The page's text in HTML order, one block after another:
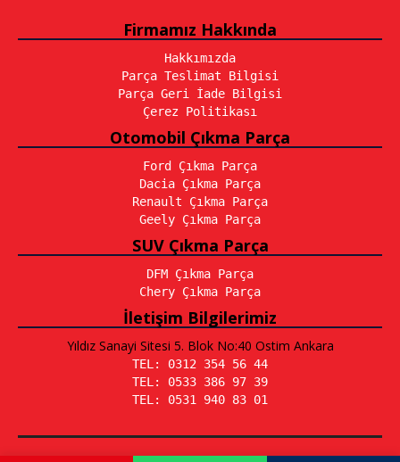
Firmamız Hakkında
Hakkımızda
Parça Teslimat Bilgisi
Parça Geri İade Bilgisi
Çerez Politikası
Otomobil Çıkma Parça
Ford Çıkma Parça
Dacia Çıkma Parça
Renault Çıkma Parça
Geely Çıkma Parça
SUV Çıkma Parça
DFM Çıkma Parça
Chery Çıkma Parça
İletişim Bilgilerimiz
Yıldız Sanayi Sitesi 5. Blok No:40 Ostim Ankara
TEL: 0312 354 56 44
TEL: 0533 386 97 39
TEL: 0531 940 83 01